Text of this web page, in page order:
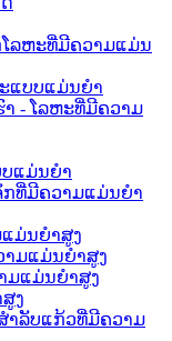
ໂລຫະທີ່ມີຄວາມແມ່ນ
ແບບແມ່ນຍໍາ
- ໂລຫະທີ່ມີຄວາມ
ແມ່ນຍໍາ
ກທີ່ມີຄວາມແມ່ນຍໍາ
ມ່ນຍໍາສູງ
າມແມ່ນຍໍາສູງ
ມແມ່ນຍໍາສູງ
ງ
ຳລັບແກ້ວທີ່ມີຄວາມ